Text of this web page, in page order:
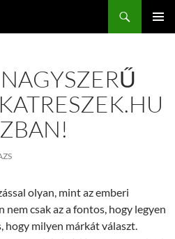
olyan, mint az emberi
nem csak az a fontos, hogy legyen
hogy milyen márkát választ.